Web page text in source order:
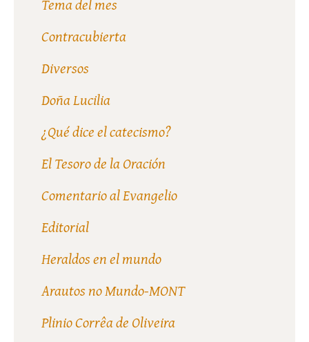
Contracubierta
Diversos
Doña Lucilia
¿Qué dice el catecismo?
El Tesoro de la Oración
Comentario al Evangelio
Editorial
Heraldos en el mundo
Arautos no Mundo-MONT
Plinio Corrêa de Oliveira